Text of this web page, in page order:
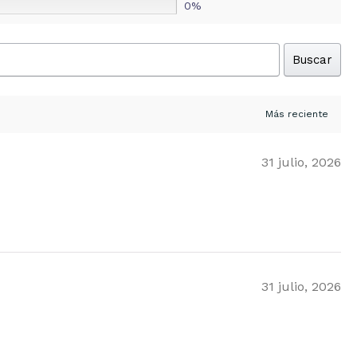
0%
Buscar
31 julio, 2026
31 julio, 2026